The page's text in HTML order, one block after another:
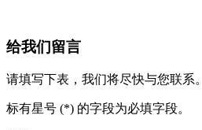
给我们留言
请填写下表，我们将尽快与您联系。
标有星号 (*) 的字段为必填字段。